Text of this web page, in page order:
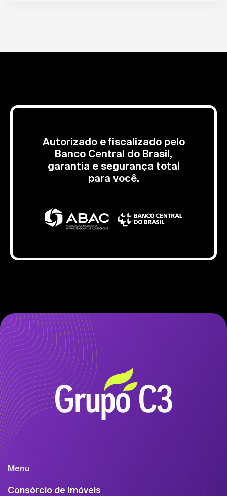
Autorizado e fiscalizado pelo
Banco Central do Brasil,
garantia e segurança total
para você.
Menu
Consórcio de Imóveis